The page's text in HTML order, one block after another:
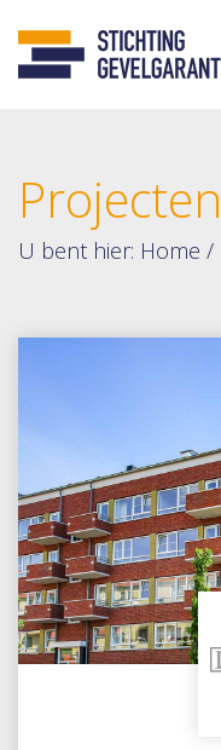
Projecten
U bent hier: Home /